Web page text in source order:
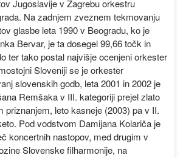
Jugoslavije v Zagrebu orkestru
Na zadnjem zveznem tekmovanju
glasbe leta 1990 v Beogradu, ko je
Bervar, je ta dosegel 99,66 točk in
ter tako postal najvišje ocenjeni orkester
Sloveniji se je orkester
slovenskih godb, leta 2001 in 2002 je
Remšaka v III. kategoriji prejel zlato
priznanjem, leto kasneje (2003) pa v II.
Pod vodstvom Damijana Kolariča je
koncertnih nastopov, med drugim v
Slovenske filharmonije, na